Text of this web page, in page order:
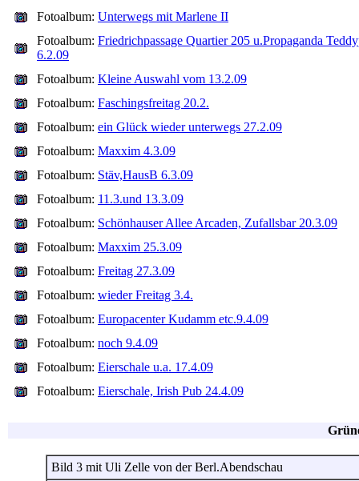
Fotoalbum: Unterwegs mit Marlene II
Fotoalbum: Friedrichpassage Quartier 205 u.Propaganda
6.2.09
Fotoalbum: Kleine Auswahl vom 13.2.09
Fotoalbum: Faschingsfreitag 20.2.
Fotoalbum: ein Glück wieder unterwegs 27.2.09
Fotoalbum: Maxxim 4.3.09
Fotoalbum: Stäv,HausB 6.3.09
Fotoalbum: 11.3.und 13.3.09
Fotoalbum: Schönhauser Allee Arcaden, Zufallsbar 20.3.09
Fotoalbum: Maxxim 25.3.09
Fotoalbum: Freitag 27.3.09
Fotoalbum: wieder Freitag 3.4.
Fotoalbum: Europacenter Kudamm etc.9.4.09
Fotoalbum: noch 9.4.09
Fotoalbum: Eierschale u.a. 17.4.09
Fotoalbum: Eierschale, Irish Pub 24.4.09
Bild 3 mit Uli Zelle von der Berl.Abendschau